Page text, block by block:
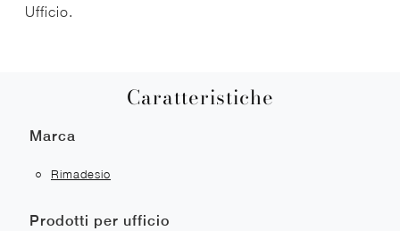
Ufficio.
Caratteristiche
Marca
Rimadesio
Prodotti per ufficio